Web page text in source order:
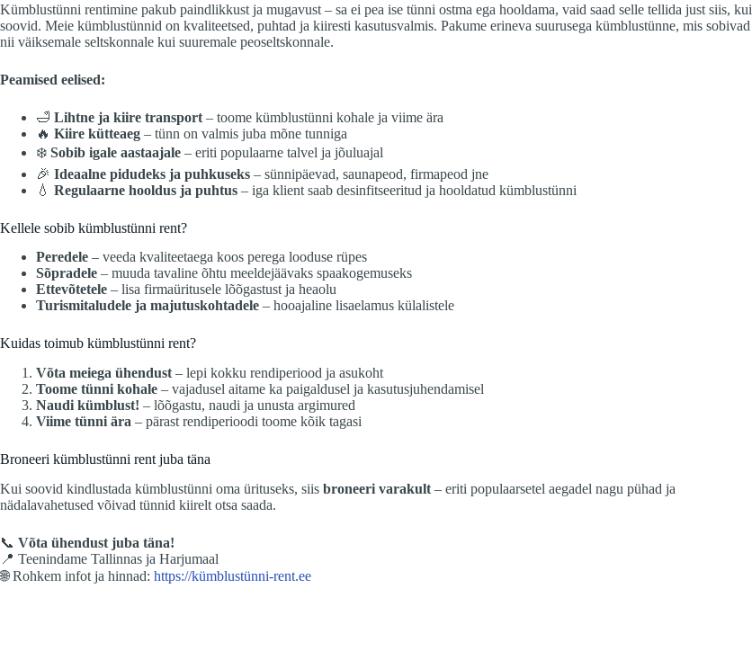
Kümblustünni rentimine pakub paindlikkust ja mugavust – sa ei pea ise tünni ostma ega hooldama, vaid saad selle tellida just siis, kui
soovid. Meie kümblustünnid on kvaliteetsed, puhtad ja kiiresti kasutusvalmis. Pakume erineva suurusega kümblustünne, mis sobivad
nii väiksemale seltskonnale kui suuremale peoseltskonnale.
Peamised eelised:
🛁 Lihtne ja kiire transport – toome kümblustünni kohale ja viime ära
🔥 Kiire kütteaeg – tünn on valmis juba mõne tunniga
❄️ Sobib igale aastaajale – eriti populaarne talvel ja jõuluajal
🎉 Ideaalne pidudeks ja puhkuseks – sünnipäevad, saunapeod, firmapeod jne
💧 Regulaarne hooldus ja puhtus – iga klient saab desinfitseeritud ja hooldatud kümblustünni
Kellele sobib kümblustünni rent?
Peredele – veeda kvaliteetaega koos perega looduse rüpes
Sõpradele – muuda tavaline õhtu meeldejäävaks spaakogemuseks
Ettevõtetele – lisa firmaüritusele lõõgastust ja heaolu
Turismitaludele ja majutuskohtadele – hooajaline lisaelamus külalistele
Kuidas toimub kümblustünni rent?
Võta meiega ühendust – lepi kokku rendiperiood ja asukoht
Toome tünni kohale – vajadusel aitame ka paigaldusel ja kasutusjuhendamisel
Naudi kümblust! – lõõgastu, naudi ja unusta argimured
Viime tünni ära – pärast rendiperioodi toome kõik tagasi
Broneeri kümblustünni rent juba täna
Kui soovid kindlustada kümblustünni oma ürituseks, siis broneeri varakult – eriti populaarsetel aegadel nagu pühad ja
nädalavahetused võivad tünnid kiirelt otsa saada.
📞 Võta ühendust juba täna!
📍 Teenindame Tallinnas ja Harjumaal
🌐 Rohkem infot ja hinnad: https://kümblustünni-rent.ee